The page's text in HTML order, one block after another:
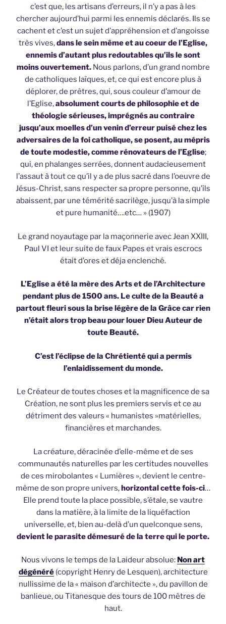
c’est que, les artisans d’erreurs, il n’y a pas à les
chercher aujourd’hui parmi les ennemis déclarés. Ils se
cachent et c’est un sujet d’appréhension et d’angoisse
très vives,dans le sein même et au coeur de l’Eglise,
ennemis d’autant plus redoutables qu’ils le sont
moins ouvertement.Nous parlons, d’un grand nombre
de catholiques laïques, et, ce qui est encore plus à
déplorer, de prêtres, qui, sous couleur d’amour de
l’Eglise,absolument courts de philosophie et de
théologie sérieuses, imprégnés au contraire
jusqu’aux moelles d’un venin d’erreur puisé chez les
adversaires de la foi catholique, se posent, au mépris
de toute modestie, comme rénovateurs de l’Eglise;
qui, en phalanges serrées, donnent audacieusement
l’assaut à tout ce qu’il y a de plus sacré dans l’oeuvre de
Jésus-Christ, sans respecter sa propre personne, qu’ils
abaissent, par une témérité sacrilège, jusqu’à la simple
et pure humanité….etc… » (1907)
Le grand noyautage par la maçonnerie avec Jean XXIII,
Paul VI et leur suite de faux Papes et vrais escrocs
était d’ores et déja enclenché.
L’Eglise a été la mère des Arts et de l’Architecture
pendant plus de 1500 ans. Le culte de la Beauté a
partout fleuri sous la brise légère de la Grâce car rien
n’était alors trop beau pour louer Dieu Auteur de
toute Beauté.
C’est l’éclipse de la Chrétienté qui a permis
l’enlaidissement du monde.
Le Créateur de toutes choses et la magnificence de sa
Création, ne sont plus les premiers servis et ce au
détriment des valeurs « humanistes »matérielles,
financières et marchandes.
La créature, déracinée d’elle-même et de ses
communautés naturelles par les certitudes nouvelles
de ces mirobolantes « Lumières », devient le centre-
même de son propre univers,horizontal cette fois-ci…
Elle prend toute la place possible, s’étale, se vautre
dans la matière, à la limite de la liquéfaction
universelle, et, bien au-delà d’un quelconque sens,
devient le parasite démesuré de la terre qui le porte.
Nous vivons le temps de la Laideur absolue: Non art
dégénéré(copyright Henry de Lesquen), architecture
nullissime de la « maison d’architecte », du pavillon de
banlieue, ou Titanesque des tours de 100 mètres de
haut.